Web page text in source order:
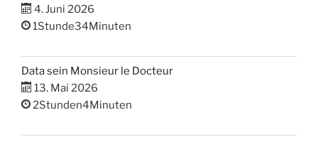
4. Juni 2026
1Stunde34Minuten
Data sein Monsieur le Docteur
13. Mai 2026
2Stunden4Minuten